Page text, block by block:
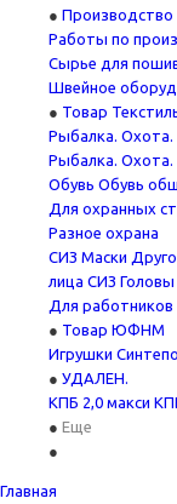
Производство
Работы по
Сырье для
Швейное
Товар
Рыбалка. Охота.
Рыбалка. Охота.
Обувь Обувь
Для охранных
Разное охрана
СИЗ Маски
лица СИЗ Головы
Для
Товар ЮФНМ
Игрушки
УДАЛЕН.
КПБ 2,0 макси
Еще
Главная